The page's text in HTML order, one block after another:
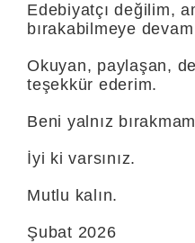
Edebiyatçı değilim,
bırakabilmeye
Okuyan, paylaşan,
teşekkür ederim.
Beni yalnız
İyi ki varsınız.
Mutlu kalın.
Şubat 2026